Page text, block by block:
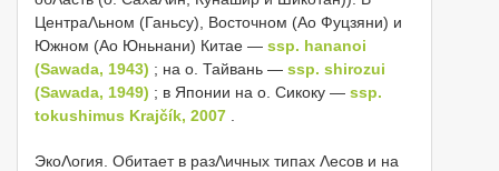
ЦентраΛьном (Ганьсу), Восточном (Αо Фуцзяни) и
Южном (Αо Юньнани) Китае — ssp. hananoi
(Sawada, 1943) ; на о. Тайвань — ssp. shirozui
(Sawada, 1949) ; в Японии на о. Сикоку — ssp.
tokushimus Krajčík, 2007
ЭкоΛогия. Обитает в разΛичных типах Λесов и на